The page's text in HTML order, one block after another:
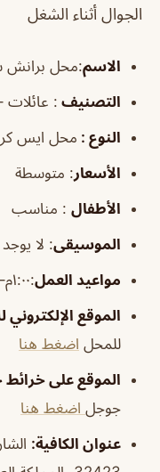
الجوال أثناء الشغل
الاسم:محل برانش
التصنيف : عائلات
النوع : محل ايس
الأسعار: متوسطة
الأطفال : مناسب
الموسيقى: لا يوجد
مواعيد العمل:١:٠٠م–١:٠٠ص
الموقع الإلكتروني
للمحل اضغط هنا
الموقع على
جوجل اضغط هنا
عنوان الكافية: